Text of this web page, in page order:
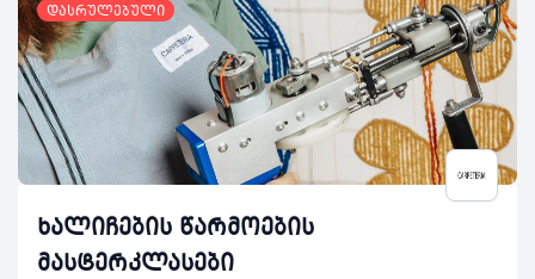
დასრულებული
ხალიჩების წარმოების
მასტერკლასები